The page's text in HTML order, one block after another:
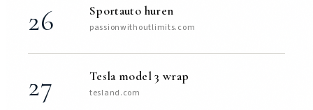
26 Sportauto huren
passionwithoutlimits.com
27 Tesla model 3 wrap
tesland.com